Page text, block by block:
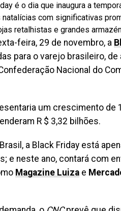
é o dia que inaugura a
natalícias com significativas
retalhistas e grandes
feira, 29 de novembro, a
para o varejo brasileiro,
Nacional do
um crescimento de
R $ 3,32 bilhões.
a Black Friday está
e neste ano, contará com
Magazine Luiza e